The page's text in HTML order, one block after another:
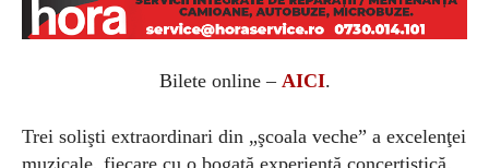
Bilete online – AICI.
Trei solişti extraordinari din „şcoala veche” a excelenţei